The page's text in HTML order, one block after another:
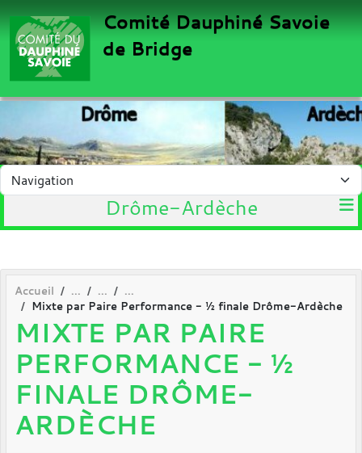
Comité Dauphiné Savoie
de Bridge
Drôme-Ardèche
Accueil
Mixte par Paire Performance - ½ finale Drôme-Ardèche
MIXTE PAR PAIRE
PERFORMANCE - ½
FINALE DRÔME-
ARDÈCHE
Panneau de gestion des cookies